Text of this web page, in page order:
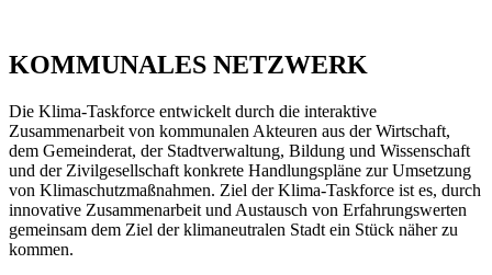
KOMMUNALES NETZWERK
Die Klima-Taskforce entwickelt durch die interaktive
Zusammenarbeit von kommunalen Akteuren aus der Wirtschaft,
dem Gemeinderat, der Stadtverwaltung, Bildung und Wissenschaft
und der Zivilgesellschaft konkrete Handlungspläne zur Umsetzung
von Klimaschutzmaßnahmen. Ziel der Klima-Taskforce ist es, durch
innovative Zusammenarbeit und Austausch von Erfahrungswerten
gemeinsam dem Ziel der klimaneutralen Stadt ein Stück näher zu
kommen.